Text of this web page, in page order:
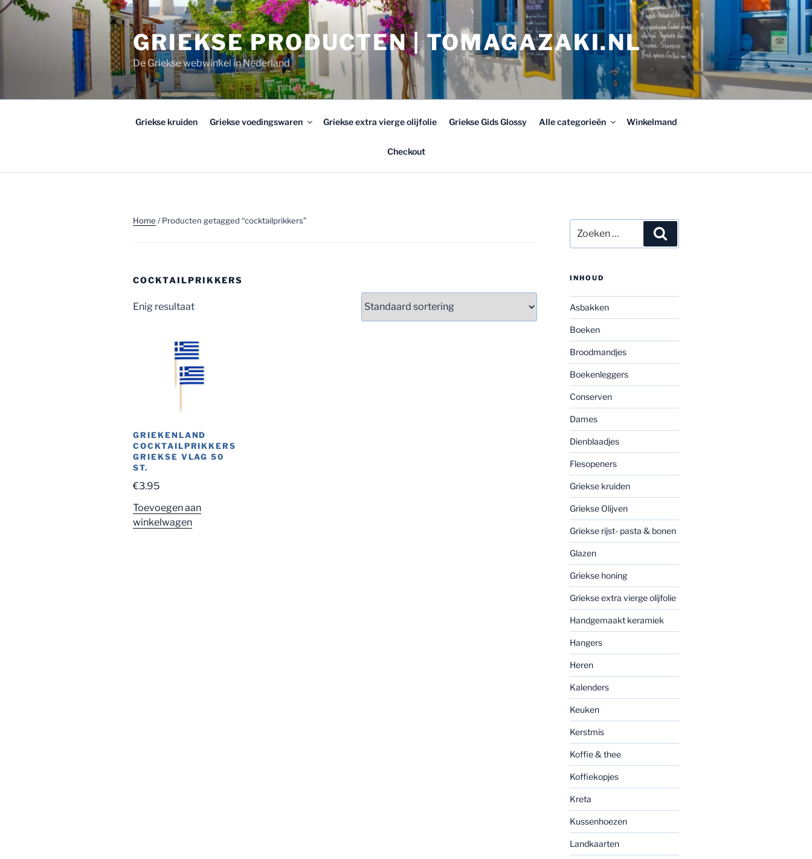
Ga
GRIEKSE PRODUCTEN | TOMAGAZAKI.NL
De Griekse webwinkel in Nederland
Griekse kruiden Griekse voedingswaren Griekse extra vierge olijfolie Griekse Gids Glossy Alle categorieën Winkelmand
Checkout
Home / Producten getagged “cocktailprikkers”
COCKTAILPRIKKERS
Enig resultaat
GRIEKENLAND
COCKTAILPRIKKERS
GRIEKSE VLAG 50
ST.
€3.95
Toevoegen aan
winkelwagen
naar:
INHOUD
Asbakken
Boeken
Broodmandjes
Boekenleggers
Conserven
Dames
Dienblaadjes
Flesopeners
Griekse kruiden
Griekse Olijven
Griekse rijst- pasta & bonen
Glazen
Griekse honing
Griekse extra vierge olijfolie
Handgemaakt keramiek
Hangers
Heren
Kalenders
Keuken
Kerstmis
Koffie & thee
Koffiekopjes
Kreta
Kussenhoezen
Landkaarten